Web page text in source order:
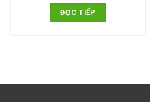
ĐỌC TIẾP